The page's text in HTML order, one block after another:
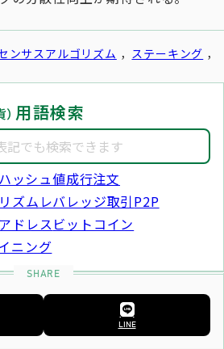
ンサスアルゴリズム
ステーキング
用語検索
ハッシュ値成行注文
ズム レバレッジ取引P2P
ドレスビットコイン
ニング
LINE